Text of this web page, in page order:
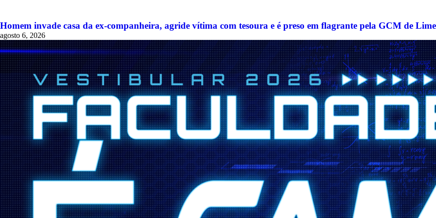
Homem invade casa da ex-companheira, agride vítima com tesoura e é preso em flagrante pela GCM de
agosto 6, 2026